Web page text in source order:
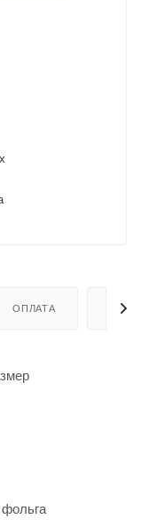
ОПЛАТА